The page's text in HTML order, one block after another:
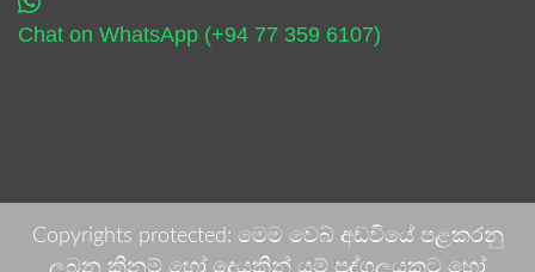
Chat on WhatsApp (+94 77 359 6107)
Copyrights protected: මෙම වෙබ් අඩවියේ පළකරනු
ලබන කිනම් හෝ දෙයකින් යම් පුද්ගලයකුට හෝ